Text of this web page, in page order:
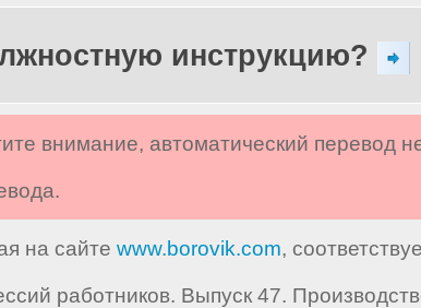
инструкцию?
внимание, автоматический перевод
на сайте www.borovik.com,
работников. Выпуск 47.